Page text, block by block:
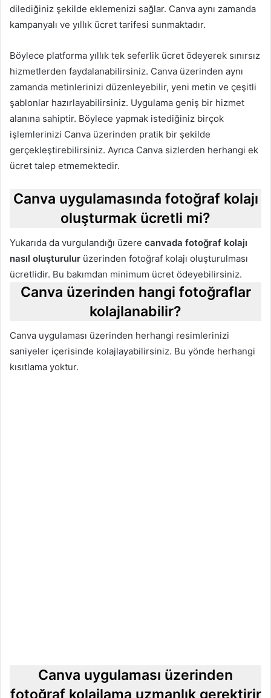
dilediğiniz şekilde eklemenizi sağlar. Canva aynı zamanda
kampanyalı ve yıllık ücret tarifesi sunmaktadır.
Böylece platforma yıllık tek seferlik ücret ödeyerek sınırsız
hizmetlerden faydalanabilirsiniz. Canva üzerinden aynı
zamanda metinlerinizi düzenleyebilir, yeni metin ve çeşitli
şablonlar hazırlayabilirsiniz. Uygulama geniş bir hizmet
alanına sahiptir. Böylece yapmak istediğiniz birçok
işlemlerinizi Canva üzerinden pratik bir şekilde
gerçekleştirebilirsiniz. Ayrıca Canva sizlerden herhangi ek
ücret talep etmemektedir.
Canva uygulamasında fotoğraf kolajı
oluşturmak ücretli mi?
Yukarıda da vurgulandığı üzere canvada fotoğraf kolajı
nasıl oluşturulur üzerinden fotoğraf kolajı oluşturulması
ücretlidir. Bu bakımdan minimum ücret ödeyebilirsiniz.
Canva üzerinden hangi fotoğraflar
kolajlanabilir?
Canva uygulaması üzerinden herhangi resimlerinizi
saniyeler içerisinde kolajlayabilirsiniz. Bu yönde herhangi
kısıtlama yoktur.
Canva uygulaması üzerinden
fotoğraf kolajlama uzmanlık gerektirir